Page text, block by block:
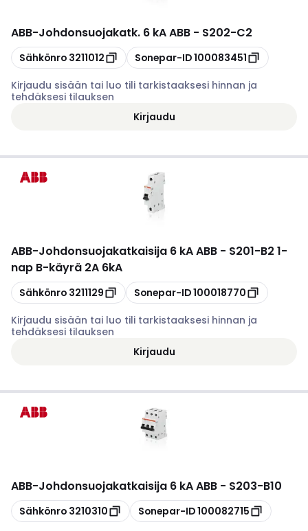
ABB-Johdonsuojakatk. 6 kA ABB - S202-C2
Kopioi
Sähkönro 3211012 Kopioi
Sonepar-ID100083451
Kirjaudu sisään tai luo tili tarkistaaksesi hinnan ja
tehdäksesi tilauksen
Kirjaudu
ABB-Johdonsuojakatkaisija 6 kA ABB - S201-B2 1-
nap B-käyrä 2A 6kA
Kopioi
Sähkönro 3211129 Kopioi
Sonepar-ID100018770
Kirjaudu sisään tai luo tili tarkistaaksesi hinnan ja
tehdäksesi tilauksen
Kirjaudu
ABB-Johdonsuojakatkaisija 6 kA ABB - S203-B10
Kopioi
Sähkönro 3210310 Kopioi
Sonepar-ID100082715